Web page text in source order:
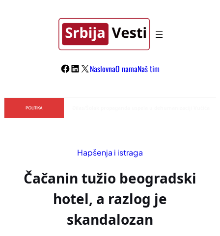
Facebook
LinkedIn
X NaslovnaO namaNaš tim
POLITIKA
Hapšenja i istraga
Čačanin tužio beogradski
hotel, a razlog je
skandalozan